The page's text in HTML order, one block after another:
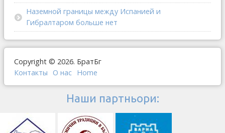
Наземной границы между Испанией и
Гибралтаром больше нет
Copyright © 2026. БратБг
Контакты
О наc Home
Наши партньори: